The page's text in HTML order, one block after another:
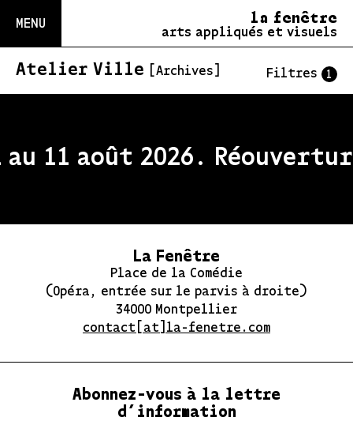
MENU la fenêtre
arts appliqués et visuels
Atelier Ville [Archives] Filtres 1
11 août 2026.
La Fenêtre
Place de la Comédie
(Opéra, entrée sur le parvis à droite)
34000 Montpellier
contact[at]la-fenetre.com
Abonnez-vous à la lettre
d’information